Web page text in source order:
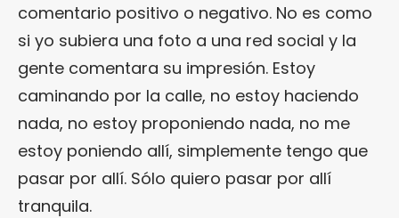
comentario positivo o negativo. No es como
si yo subiera una foto a una red social y la
gente comentara su impresión. Estoy
caminando por la calle, no estoy haciendo
nada, no estoy proponiendo nada, no me
estoy poniendo allí, simplemente tengo que
pasar por allí. Sólo quiero pasar por allí
tranquila.